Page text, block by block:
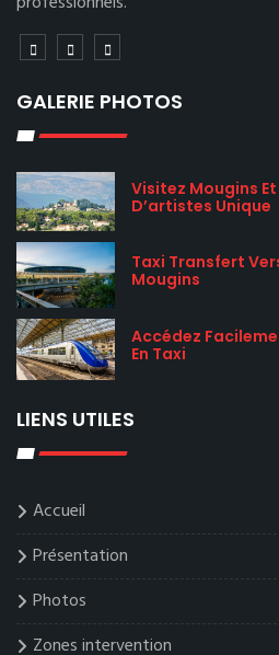
GALERIE PHOTOS
Visitez Mougins
D’artistes Unique
Taxi Transfert
Mougins
Accédez
En Taxi
LIENS UTILES
Accueil
Présentation
Photos
Zones intervention